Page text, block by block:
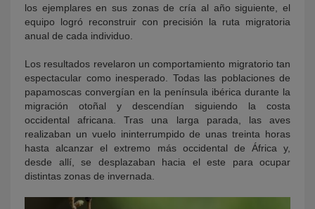
los ejemplares en sus zonas de cría al año siguiente, el
equipo logró reconstruir con precisión la ruta migratoria
anual de cada individuo.
Los resultados revelaron un comportamiento migratorio tan
espectacular como inesperado. Todas las poblaciones de
papamoscas convergían en la península ibérica durante la
migración otoñal y descendían siguiendo la costa
occidental africana. Tras una larga parada, las aves
realizaban un vuelo ininterrumpido de unas treinta horas
hasta alcanzar el extremo más occidental de África y,
desde allí, se desplazaban hacia el este para ocupar
distintas zonas de invernada.